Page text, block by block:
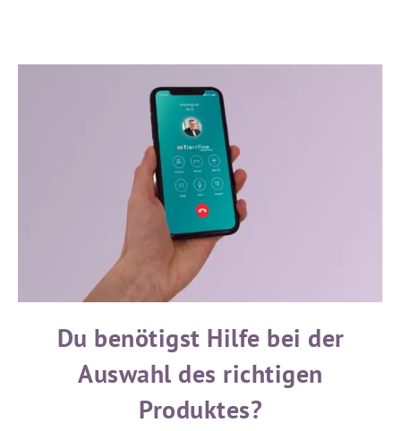
Du benötigst Hilfe bei der
Auswahl des richtigen
Produktes?